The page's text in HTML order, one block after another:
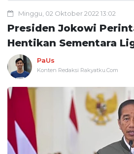
Minggu, 02 Oktober 2022 13:02
Presiden Jokowi
Hentikan Sementara
PaUs
Konten Redaksi Rakyatku.Com